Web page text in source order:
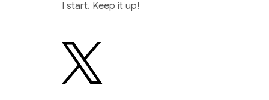
I start. Keep it up!